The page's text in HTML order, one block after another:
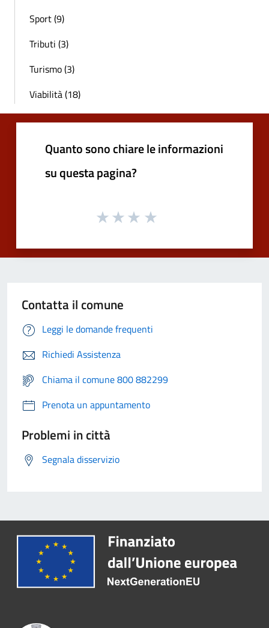
Sport (9)
Tributi (3)
Turismo (3)
Viabilità (18)
Quanto sono chiare le informazioni
su questa pagina?
Contatta il comune
Leggi le domande frequenti
Richiedi Assistenza
Chiama il comune 800 882299
Prenota un appuntamento
Problemi in città
Segnala disservizio